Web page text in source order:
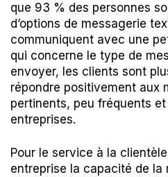
que 93 % des personnes
d’options de messagerie
communiquent avec une
qui concerne le type de
envoyer, les clients sont
répondre positivement aux
pertinents, peu fréquents
entreprises.
Pour le service à la
entreprise la capacité de la